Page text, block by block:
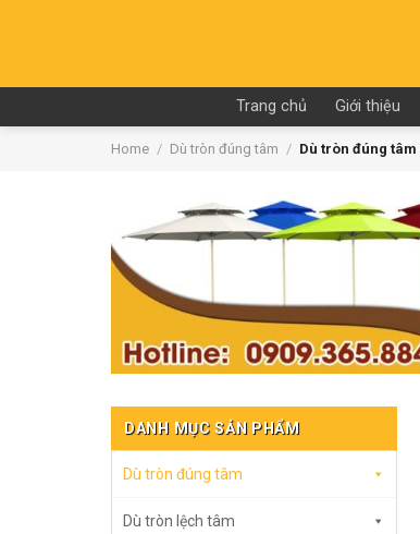
Trang chủ Giới thiệu
Home / Dù tròn đúng tâm / Dù tròn đúng tâm
DANH MỤC SẢN PHẨM
Dù tròn đúng tâm
Dù tròn lệch tâm